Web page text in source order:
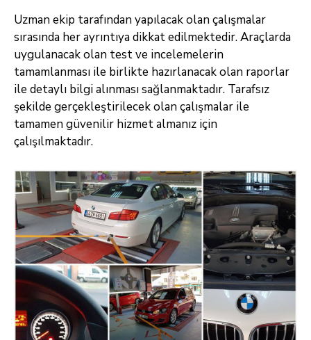
Uzman ekip tarafından yapılacak olan çalışmalar
sırasında her ayrıntıya dikkat edilmektedir. Araçlarda
uygulanacak olan test ve incelemelerin
tamamlanması ile birlikte hazırlanacak olan raporlar
ile detaylı bilgi alınması sağlanmaktadır. Tarafsız
şekilde gerçekleştirilecek olan çalışmalar ile
tamamen güvenilir hizmet almanız için
çalışılmaktadır.